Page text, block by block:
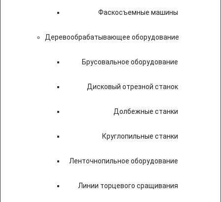
Фаскосъемные машины
Деревообрабатывающее оборудование
Брусовальное оборудование
Дисковый отрезной станок
Долбежные станки
Круглопильные станки
Ленточнопильное оборудование
Линии торцевого сращивания